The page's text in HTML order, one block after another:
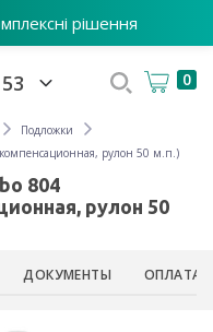
рішення
0
Подложки
компенсационная, рулон 50 м.п.)
804
рулон 50
ДОКУМЕНТЫ ОПЛАТА